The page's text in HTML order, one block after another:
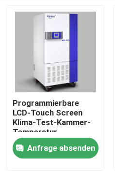
Programmierbare
LCD-Touch Screen
Klima-Test-Kammer-
Temperatur-
Feuchtigkeits-
Klimaprüfvorrichtung
Anfrage absenden